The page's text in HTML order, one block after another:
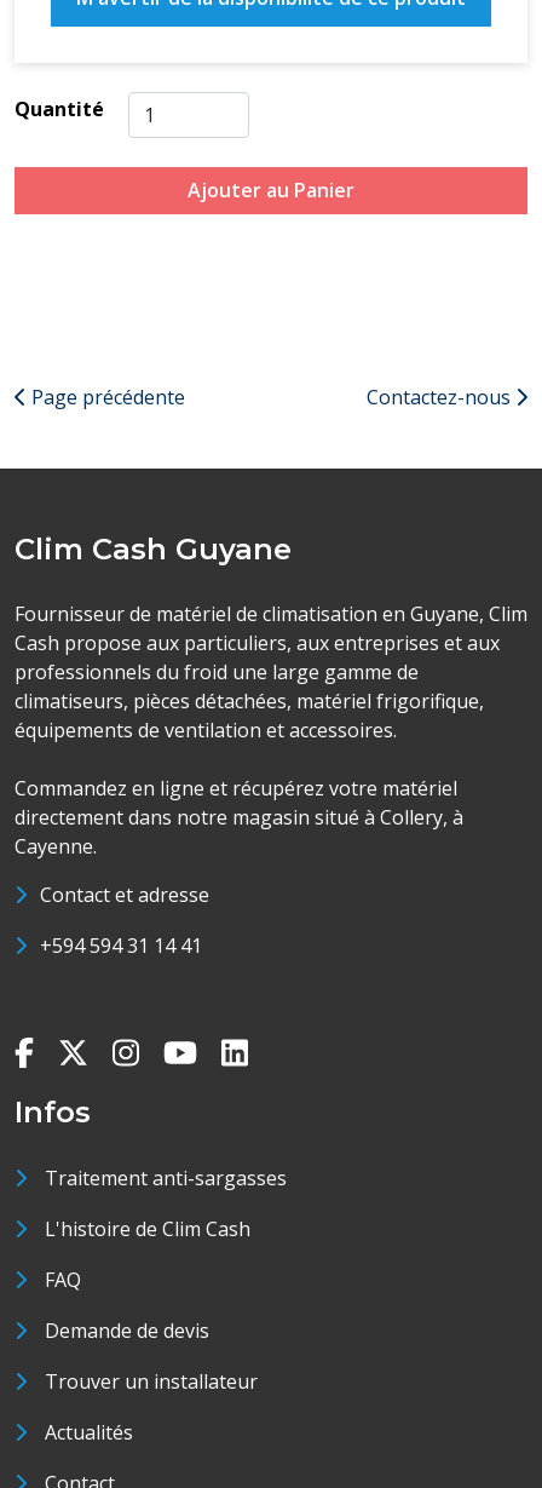
Quantité
Ajouter au Panier
Page précédente Contactez-nous
Clim Cash Guyane
Fournisseur de matériel de climatisation en Guyane, Clim
Cash propose aux particuliers, aux entreprises et aux
professionnels du froid une large gamme de
climatiseurs, pièces détachées, matériel frigorifique,
équipements de ventilation et accessoires.
Commandez en ligne et récupérez votre matériel
directement dans notre magasin situé à Collery, à
Cayenne.
Contact et adresse
+594 594 31 14 41
Infos
Traitement anti-sargasses
L'histoire de Clim Cash
FAQ
Demande de devis
Trouver un installateur
Actualités